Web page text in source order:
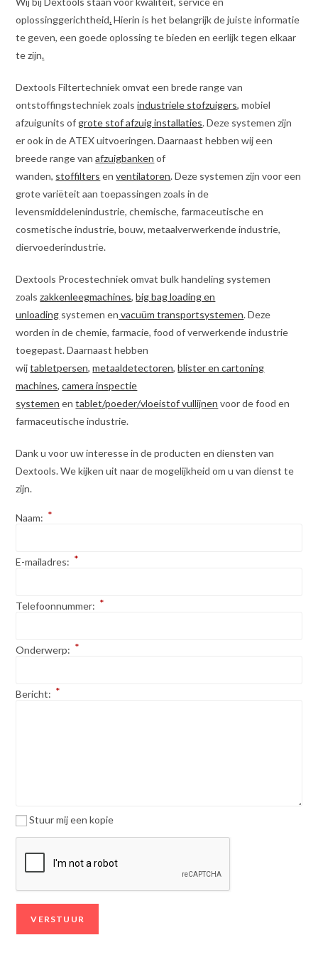
oplossinggerichtheid.Hierin is het belangrijk de juiste informatie
te geven, een goede oplossing te bieden en eerlijk tegen elkaar
te zijn.
Dextools Filtertechniek omvat een brede range van
ontstoffingstechniek zoalsindustriele stofzuigers, mobiel
afzuigunits of grote stof afzuig installaties. Deze systemen zijn
er ook in de ATEX uitvoeringen. Daarnaast hebben wij een
breede range vanafzuigbanken of
wanden, stoffilters enventilatoren. Deze systemen zijn voor een
grote variëteit aan toepassingen zoals in de
levensmiddelenindustrie, chemische, farmaceutische en
cosmetische industrie, bouw, metaalverwerkende industrie,
diervoederindustrie.
Dextools Procestechniek omvat bulk handeling systemen
zoalszakkenleegmachines,big bag loading en
unloading systemen en vacuüm transportsystemen. Deze
worden in de chemie, farmacie, food of verwerkende industrie
toegepast. Daarnaast hebben
wijtabletpersen,metaaldetectoren,blister en cartoning
machines, camera inspectie
systemen entablet/poeder/vloeistof vullijnen voor de food en
farmaceutische industrie.
Dank u voor uw interesse in de producten en diensten van
Dextools. We kijken uit naar de mogelijkheid om u van dienst te
zijn.
Naam: *
E-mailadres: *
Telefoonnummer: *
Onderwerp: *
Bericht: *
Stuur mij een kopie